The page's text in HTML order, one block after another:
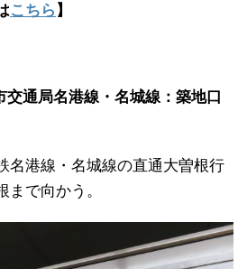
こちら 】
交通局名港線・名城線：築地口
名港線・名城線の直通大曽根行
まで向かう。